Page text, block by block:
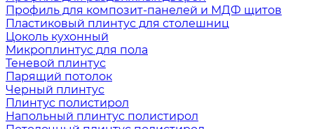
Профиль для композит-панелей и МДФ щитов
Пластиковый плинтус для столешниц
Цоколь кухонный
Микроплинтус для пола
Теневой плинтус
Парящий потолок
Черный плинтус
Плинтус полистирол
Напольный плинтус полистирол